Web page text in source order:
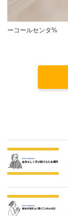
ーコールセンタ%